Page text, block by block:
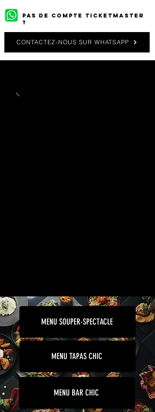
PAS DE COMPTE TICKETMASTER
?
CONTACTEZ-NOUS SUR WHATSAPP
MENU SOUPER-SPECTACLE
MENU TAPAS CHIC
MENU BAR CHIC